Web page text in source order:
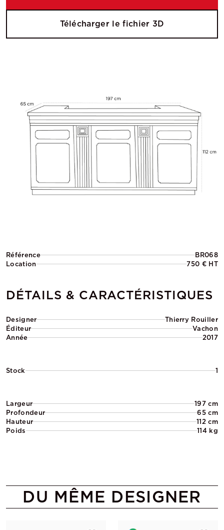
Référence
BR068
Location
750 € HT
DÉTAILS & CARACTÉRISTIQUES
Designer
Thierry Rouiller
Éditeur
Vachon
Année
2017
Stock 1
Largeur
197 cm
Profondeur
65 cm
Hauteur
112 cm
Poids
114 kg
Télécharger le fichier 3D
DU MÊME DESIGNER